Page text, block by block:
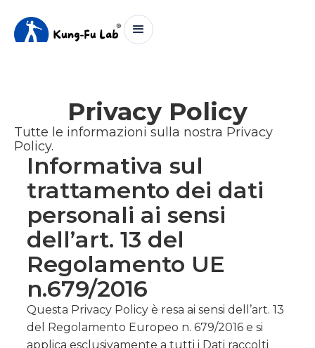
Privacy Policy
Tutte le informazioni sulla nostra Privacy
Policy.
Informativa sul
trattamento dei dati
personali ai sensi
dell’art. 13 del
Regolamento UE
n.679/2016
Questa Privacy Policy è resa ai sensi dell’art. 13
del Regolamento Europeo n. 679/2016 e si
applica esclusivamente a tutti i Dati raccolti